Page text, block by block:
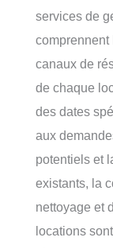
services de
canaux de
de chaque
des dates
aux
potentiels et
existants, la
nettoyage et
locations